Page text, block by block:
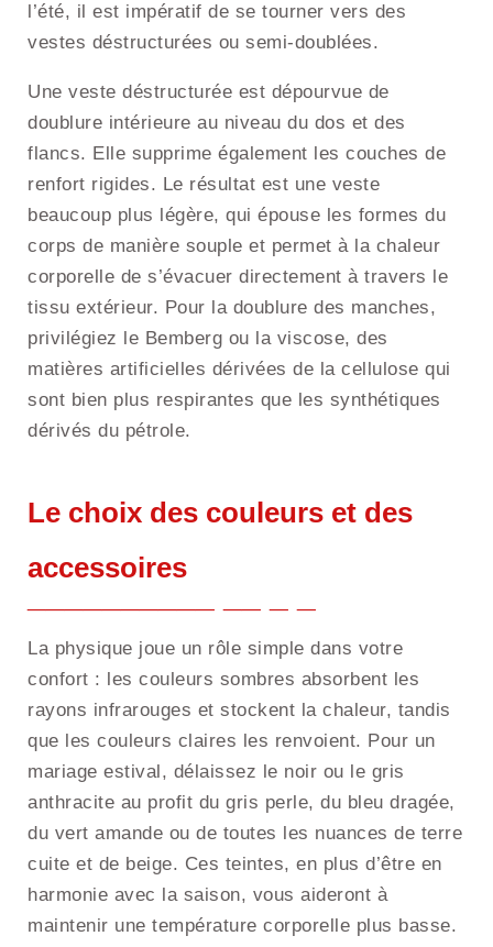
l’été, il est impératif de se tourner vers des
vestes déstructurées ou semi-doublées.
Une veste déstructurée est dépourvue de
doublure intérieure au niveau du dos et des
flancs. Elle supprime également les couches de
renfort rigides. Le résultat est une veste
beaucoup plus légère, qui épouse les formes du
corps de manière souple et permet à la chaleur
corporelle de s’évacuer directement à travers le
tissu extérieur. Pour la doublure des manches,
privilégiez le Bemberg ou la viscose, des
matières artificielles dérivées de la cellulose qui
sont bien plus respirantes que les synthétiques
dérivés du pétrole.
Le choix des couleurs et des
accessoires
La physique joue un rôle simple dans votre
confort : les couleurs sombres absorbent les
rayons infrarouges et stockent la chaleur, tandis
que les couleurs claires les renvoient. Pour un
mariage estival, délaissez le noir ou le gris
anthracite au profit du gris perle, du bleu dragée,
du vert amande ou de toutes les nuances de terre
cuite et de beige. Ces teintes, en plus d’être en
harmonie avec la saison, vous aideront à
maintenir une température corporelle plus basse.